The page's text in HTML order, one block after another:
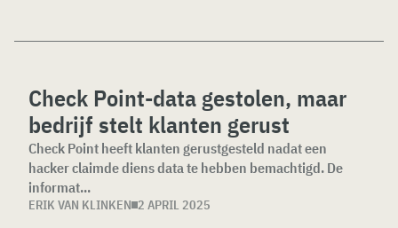
Check Point-data gestolen, maar
bedrijf stelt klanten gerust
Check Point heeft klanten gerustgesteld nadat een
hacker claimde diens data te hebben bemachtigd. De
informat...
ERIK VAN KLINKEN 2 APRIL 2025